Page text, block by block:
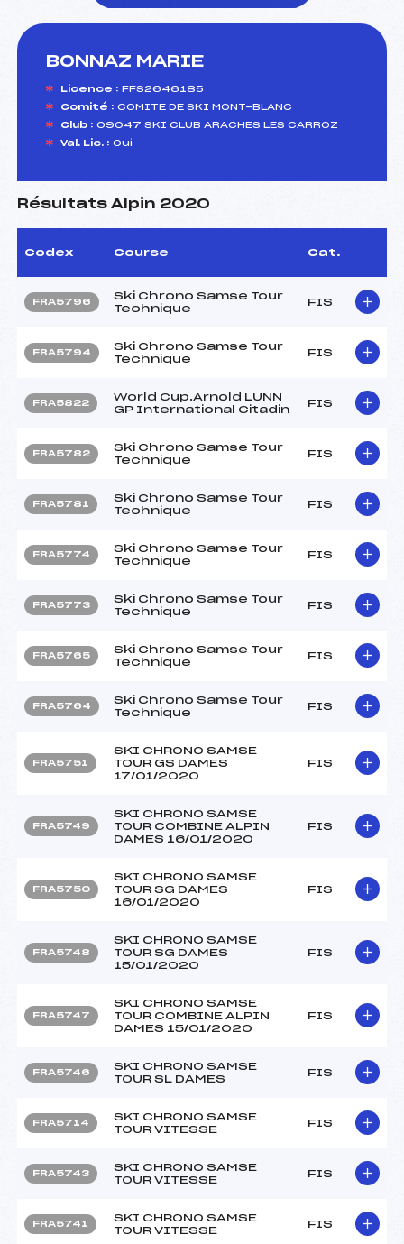
BONNAZ MARIE
Licence : FFS2646185
Comité : COMITE DE SKI MONT-BLANC
Club : 09047 SKI CLUB ARACHES LES CARROZ
Val. Lic. : Oui
Résultats Alpin 2020
Codex Course Cat.
FRA5796
Ski Chrono Samse Tour
Technique
FIS
FRA5794
Ski Chrono Samse Tour
Technique
FIS
FRA5822
World Cup.Arnold LUNN
GP International Citadin
FIS
FRA5782
Ski Chrono Samse Tour
Technique
FIS
FRA5781
Ski Chrono Samse Tour
Technique
FIS
FRA5774
Ski Chrono Samse Tour
Technique
FIS
FRA5773
Ski Chrono Samse Tour
Technique
FIS
FRA5765
Ski Chrono Samse Tour
Technique
FIS
FRA5764
Ski Chrono Samse Tour
Technique
FIS
FRA5751
SKI CHRONO SAMSE
TOUR GS DAMES
17/01/2020
FIS
FRA5749
SKI CHRONO SAMSE
TOUR COMBINE ALPIN
DAMES 16/01/2020
FIS
FRA5750
SKI CHRONO SAMSE
TOUR SG DAMES
16/01/2020
FIS
FRA5748
SKI CHRONO SAMSE
TOUR SG DAMES
15/01/2020
FIS
FRA5747
SKI CHRONO SAMSE
TOUR COMBINE ALPIN
DAMES 15/01/2020
FIS
FRA5746
SKI CHRONO SAMSE
TOUR SL DAMES
FIS
FRA5714
SKI CHRONO SAMSE
TOUR VITESSE
FIS
FRA5743
SKI CHRONO SAMSE
TOUR VITESSE
FIS
FRA5741
SKI CHRONO SAMSE
TOUR VITESSE
FIS